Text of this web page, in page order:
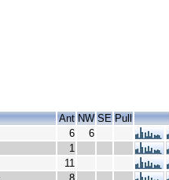
Ant NW SE Pull
6
6
1
11